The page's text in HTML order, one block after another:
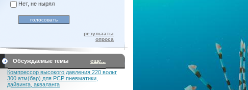
Нет, не нырял
результаты
опроса
Обсуждаемые темы
еще...
Компрессор высокого давления 220 вольт
300 атм(бар) для PCP пневматики,
дайвинга, акваланга